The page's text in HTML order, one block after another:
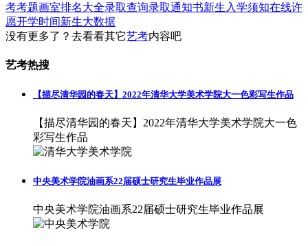
考考题画室排名大全录取查询录取通知书新生入学须知在线许
愿开学时间新生大数据
没有更多了？去看看其它艺考内容吧
艺考热搜
【描尽清华园的春天】2022年清华大学美术学院大一色彩写生作品
【描尽清华园的春天】2022年清华大学美术学院大一色
彩写生作品
中央美术学院油画系22届硕士研究生毕业作品展
中央美术学院油画系22届硕士研究生毕业作品展